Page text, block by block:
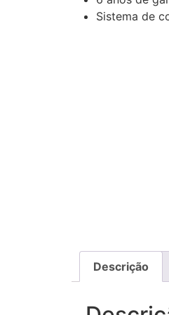
Sistema de
Descrição